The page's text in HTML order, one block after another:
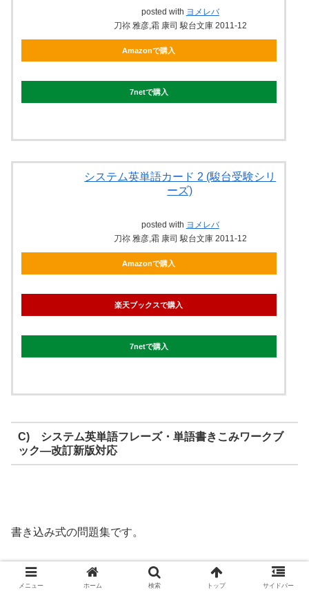
posted with ヨメレバ
刀祢 雅彦,霜 康司 駿台文庫 2011-12
Amazonで購入
7netで購入
システム英単語カード 2 (駿台受験シリ
ーズ)
posted with ヨメレバ
刀祢 雅彦,霜 康司 駿台文庫 2011-12
Amazonで購入
楽天ブックスで購入
7netで購入
C) システム英単語フレーズ・単語書きこみワークブ
ック―改訂新版対応
書き込み式の問題集です。
メニュー ホーム 検索 トップ サイドバー